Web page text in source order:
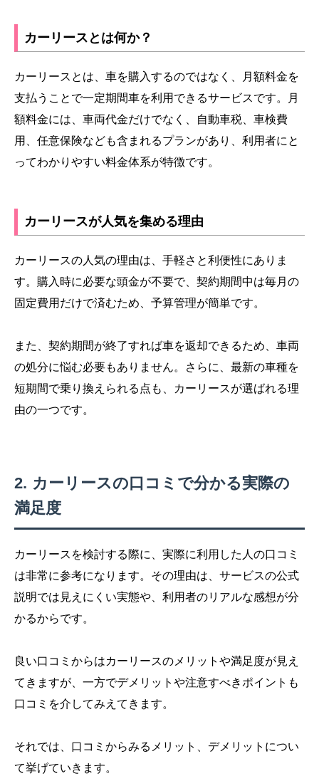
カーリースとは何か？
カーリースとは、車を購入するのではなく、月額料金を
支払うことで一定期間車を利用できるサービスです。月
額料金には、車両代金だけでなく、自動車税、車検費
用、任意保険なども含まれるプランがあり、利用者にと
ってわかりやすい料金体系が特徴です。
カーリースが人気を集める理由
カーリースの人気の理由は、手軽さと利便性にありま
す。購入時に必要な頭金が不要で、契約期間中は毎月の
固定費用だけで済むため、予算管理が簡単です。
また、契約期間が終了すれば車を返却できるため、車両
の処分に悩む必要もありません。さらに、最新の車種を
短期間で乗り換えられる点も、カーリースが選ばれる理
由の一つです。
カーリースの口コミで分かる実際の
満足度
カーリースを検討する際に、実際に利用した人の口コミ
は非常に参考になります。その理由は、サービスの公式
説明では見えにくい実態や、利用者のリアルな感想が分
かるからです。
良い口コミからはカーリースのメリットや満足度が見え
てきますが、一方でデメリットや注意すべきポイントも
口コミを介してみえてきます。
それでは、口コミからみるメリット、デメリットについ
て挙げていきます。